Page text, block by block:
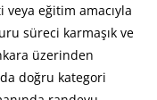
eğitim amacıyla
süreci karmaşık ve
üzerinden
doğru kategori